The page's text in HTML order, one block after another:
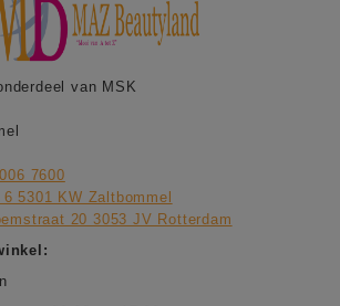
van MSK
7600
5301 KW Zaltbommel
20 3053 JV Rotterdam